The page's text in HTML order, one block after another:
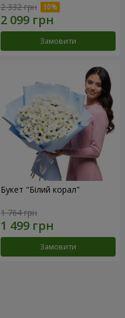
2 332 грн
Замовити
Букет "Білий корал"
1 764 грн
Замовити